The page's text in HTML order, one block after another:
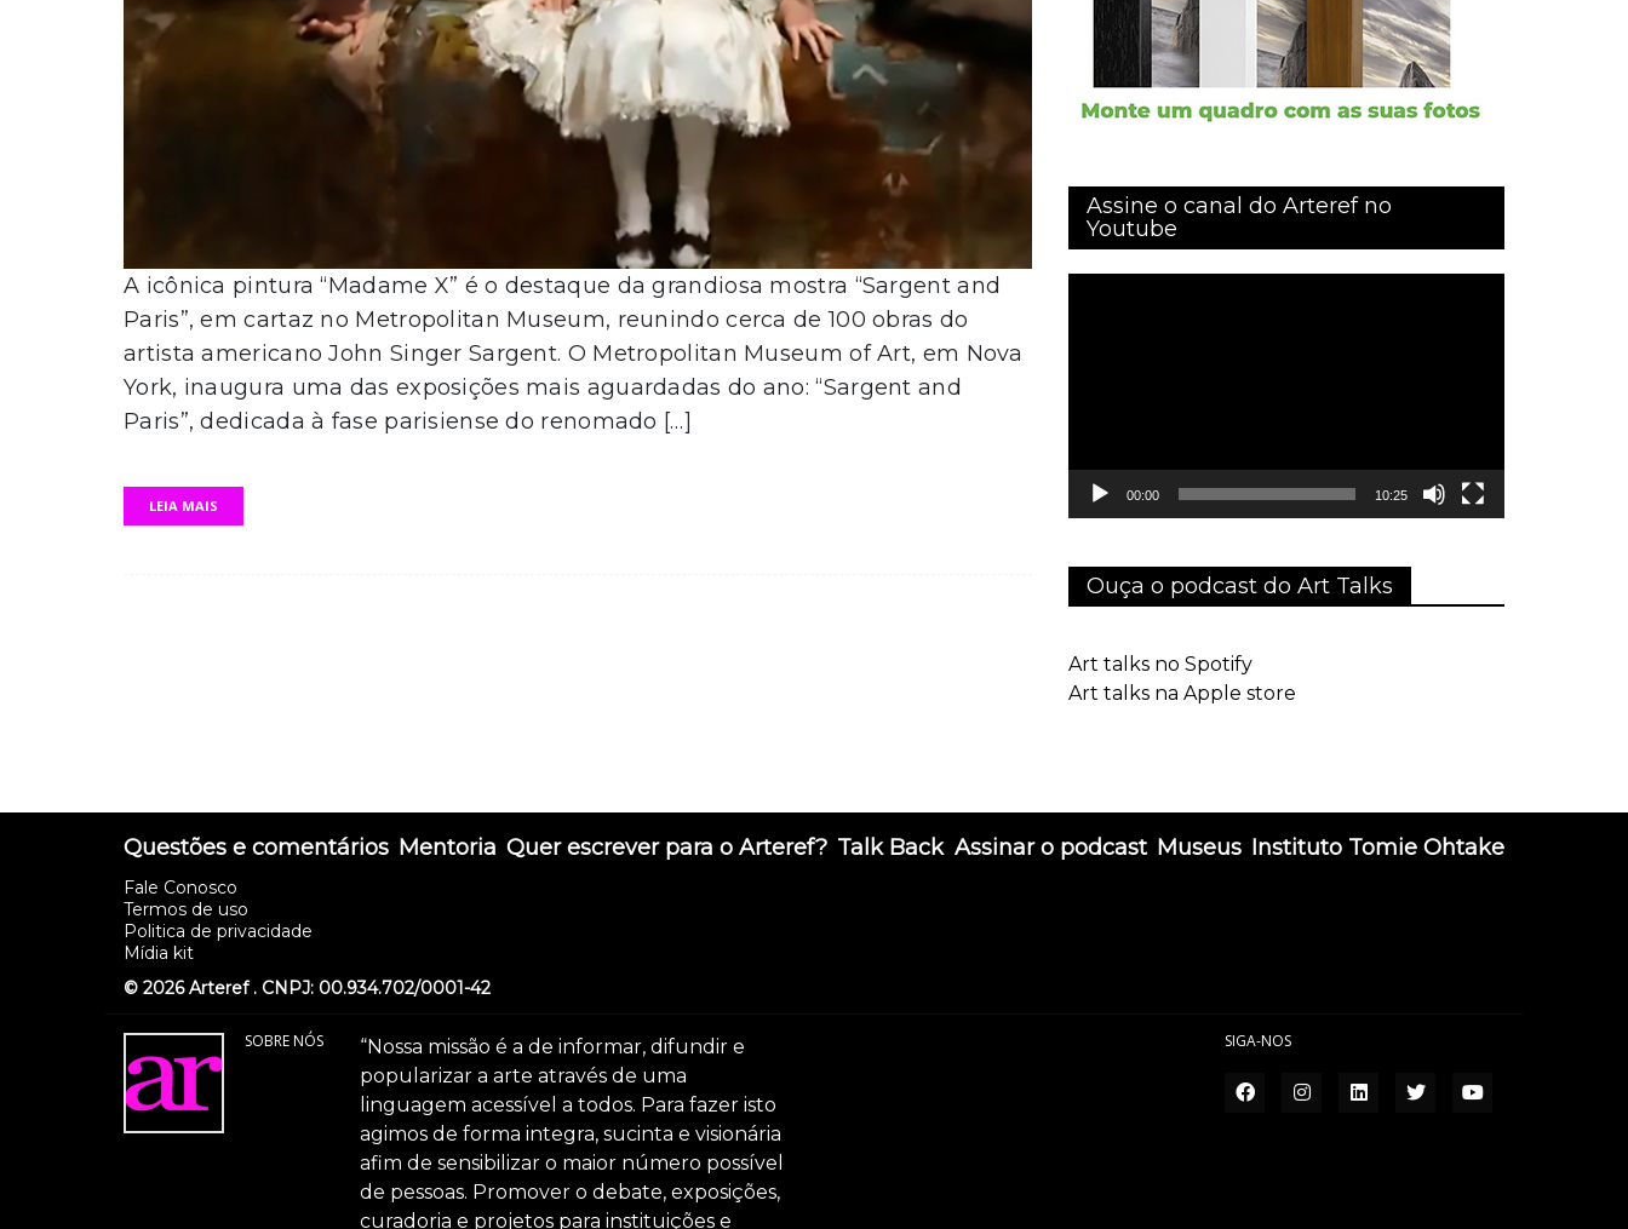
A icônica pintura “Madame X” é o destaque da grandiosa mostra “Sargent and
Paris”, em cartaz no Metropolitan Museum, reunindo cerca de 100 obras do
artista americano John Singer Sargent. O Metropolitan Museum of Art, em Nova
York, inaugura uma das exposições mais aguardadas do ano: “Sargent and
Paris”, dedicada à fase parisiense do renomado […]
LEIA MAIS
Assine o canal do Arteref no
Youtube
00:00 10:25
Ouça o podcast do Art Talks
Art talks no Spotify
Art talks na Apple store
Questões e comentários
Fale Conosco
Termos de uso
Politica de privacidade
Mídia kit
Mentoria Quer escrever para o Arteref? Talk Back Assinar o podcast Museus Instituto Tomie Ohtake
© 2026 Arteref . CNPJ: 00.934.702/0001-42
SOBRE NÓS
“Nossa missão é a de informar, difundir e
popularizar a arte através de uma
linguagem acessível a todos. Para fazer isto
agimos de forma integra, sucinta e visionária
afim de sensibilizar o maior número possível
de pessoas. Promover o debate, exposições,
curadoria e projetos para instituições e
SIGA-NOS